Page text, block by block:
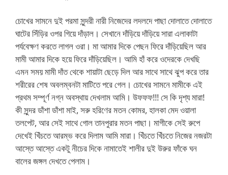
চোখের সামনে দুই পরমা সুন্দরী নারী নিজেদের লদলদে পাছা দোলাতে দোলাতে
ঘাটের সিঁড়ির ওপর গিয়ে দাঁড়াল। সেখানে দাঁড়িয়ে দাঁড়িয়ে সারা এলাকাটা
পর্যবেক্ষণ করতে লাগল ওরা। মা আমার দিকে পেছন ফিরে দাঁড়িয়েছিল আর
মামী আমার দিকে হয়ে ফিরে দাঁড়িয়েছিল। আমি হাঁ করে ওদেরকে দেখছি
এমন সময় মামী দাঁত থেকে শায়াটা ছেড়ে দিল আর সাথে সাথে ঝুপ করে তার
শরীরের শেষ অবলম্বনটা মাটিতে পরে গেল। চোখের সামনে মামীকে এই
প্রথম সম্পূর্ণ নগ্ন অবস্থায় দেখলাম আমি। উফফফ!!! সে কি দৃশ্য মারা!
কী সুন্দর ডাঁশা ডাঁশা মাই, সরু হরিণের মতন কোমর, হালকা মেদ ওয়ালা
তলপেট, আর সেই সাথে গোল তানপুরার মতন পাছা। মাগীকে সেই রুপে
দেখেই খিঁচতে আরম্ভ করে দিলাম আমি মারা। খিঁচতে খিঁচতে নিজের নজরটা
আস্তে আস্তে একটু নীচের দিকে নামাতেই শালীর দুই উরুর ফাঁকে ঘন
বালের জঙ্গল দেখতে পেলাম।